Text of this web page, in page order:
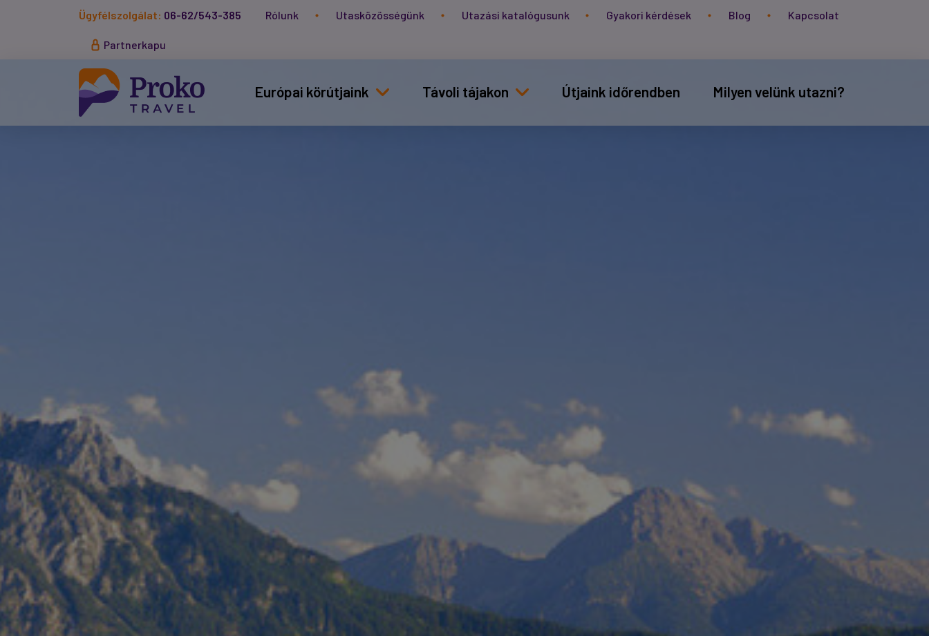
Ügyfélszolgálat: 06-62/543-385 Rólunk Utasközösségünk Utazási katalógusunk Gyakori kérdések Blog Kapcsolat
Partnerkapu
Európai körútjaink Távoli tájakon Útjaink időrendben Milyen velünk utazni?